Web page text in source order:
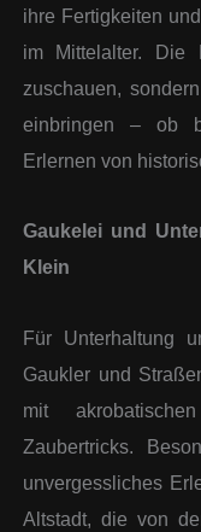
ihre Fertigkeiten
im Mittelalter. Die
zuschauen,
einbringen – ob
Erlernen von
Gaukelei und
Klein
Für Unterhaltung
Gaukler und
mit
Zaubertricks.
unvergessliches
Altstadt, die von